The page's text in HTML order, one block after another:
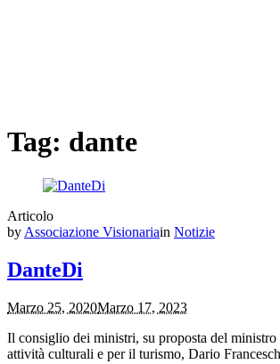
Tag: dante
Articolo
by Associazione Visionariain Notizie
DanteDi
Marzo 25, 2020Marzo 17, 2023
Il consiglio dei ministri, su proposta del ministro
attività culturali e per il turismo, Dario